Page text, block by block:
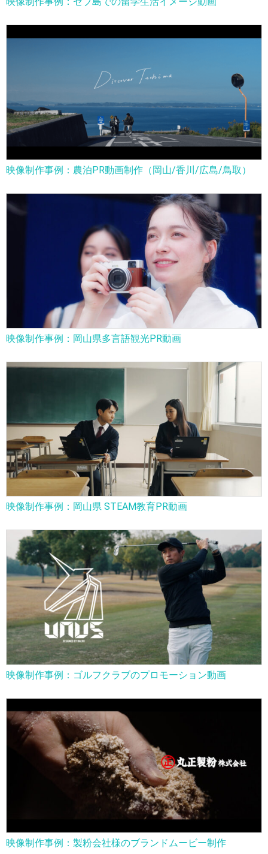
映像制作事例：農泊PR動画制作（岡山/香川/広島/鳥取）
映像制作事例：岡山県多言語観光PR動画
映像制作事例：岡山県 STEAM教育PR動画
映像制作事例：ゴルフクラブのプロモーション動画
映像制作事例：製粉会社様のブランドムービー制作